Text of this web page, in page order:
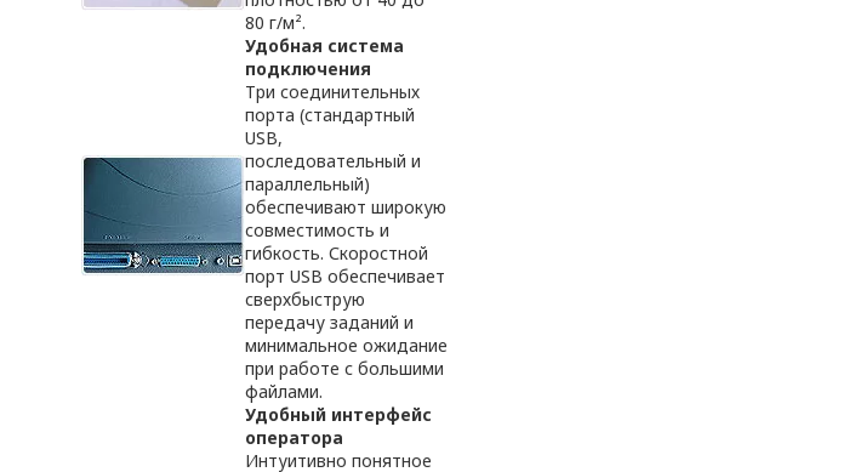
80 г/м².
Удобная система
подключения
Три соединительных
порта (стандартный
USB,
последовательный и
параллельный)
обеспечивают широкую
совместимость и
гибкость. Скоростной
порт USB обеспечивает
сверхбыструю
передачу заданий и
минимальное ожидание
при работе с большими
файлами.
Удобный интерфейс
оператора
Интуитивно понятное